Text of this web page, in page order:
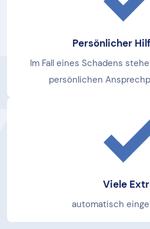
Persönlicher
Im Fall eines Schadens
persönlichen
Viele
automatisch